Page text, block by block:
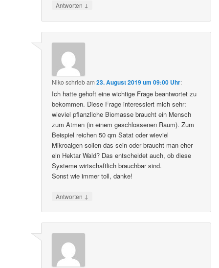
Antworten ↓
Niko schriebam23. August 2019 um 09:00 Uhr:
Ich hatte gehoft eine wichtige Frage beantwortet zu
bekommen. Diese Frage interessiert mich sehr:
wieviel pflanzliche Biomasse braucht ein Mensch
zum Atmen (in einem geschlossenen Raum). Zum
Beispiel reichen 50 qm Satat oder wieviel
Mikroalgen sollen das sein oder braucht man eher
ein Hektar Wald? Das entscheidet auch, ob diese
Systeme wirtschaftlich brauchbar sind.
Sonst wie immer toll, danke!
Antworten ↓